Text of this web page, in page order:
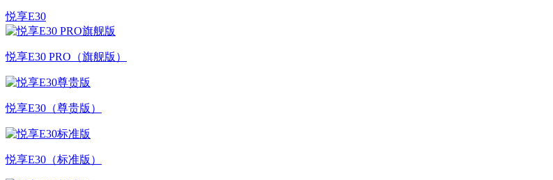
悦享E30
悦享E30 PRO（旗舰版）
悦享E30（尊贵版）
悦享E30（标准版）